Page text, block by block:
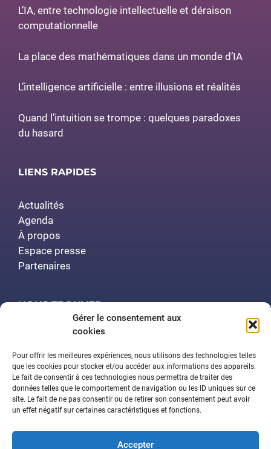
Gérer le consentement aux
cookies
Pour offrir les meilleures expériences, nous utilisons des technologies telles
que les cookies pour stocker et/ou accéder aux informations des appareils.
Le fait de consentir à ces technologies nous permettra de traiter des
données telles que le comportement de navigation ou les ID uniques sur ce
site. Le fait de ne pas consentir ou de retirer son consentement peut avoir
un effet négatif sur certaines caractéristiques et fonctions.
Accepter
L’IA, entre technologie intellectuelle et déraison
computationnelle
La place des mathématiques dans un monde d’IA
L’intelligence artificielle : entre illusions et réalités
Quand l’intuition se trompe : quelques paradoxes
du hasard
LIENS RAPIDES
Actualités
Agenda
À propos
Espace presse
Partenaires
NOUS TROUVER
Polytech Nancy
Amphithéâtre Demange
2 rue Jean Lamour
54519 Vandœuvre-lès-Nancy
Contactez-nous